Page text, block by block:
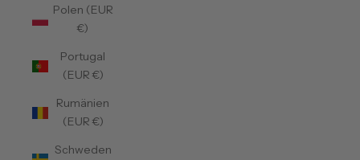
Polen (EUR
€)
Portugal
(EUR €)
Rumänien
(EUR €)
Schweden